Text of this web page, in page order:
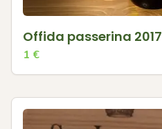
Offida passerina 2017
1 €